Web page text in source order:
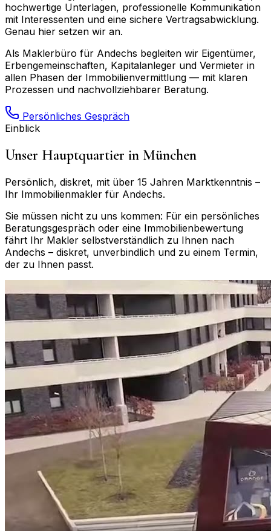
hochwertige Unterlagen, professionelle Kommunikation
mit Interessenten und eine sichere Vertragsabwicklung.
Genau hier setzen wir an.
Als Maklerbüro für Andechs begleiten wir Eigentümer,
Erbengemeinschaften, Kapitalanleger und Vermieter in
allen Phasen der Immobilienvermittlung — mit klaren
Prozessen und nachvollziehbarer Beratung.
Persönliches Gespräch
Einblick
Unser Hauptquartier in München
Persönlich, diskret, mit über 15 Jahren Marktkenntnis –
Ihr Immobilienmakler für Andechs.
Sie müssen nicht zu uns kommen: Für ein persönliches
Beratungsgespräch oder eine Immobilienbewertung
fährt Ihr Makler selbstverständlich zu Ihnen nach
Andechs – diskret, unverbindlich und zu einem Termin,
der zu Ihnen passt.